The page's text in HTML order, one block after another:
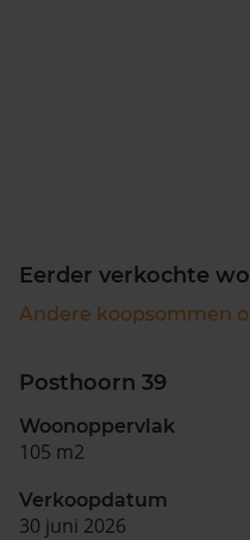
Eerder verkochte
Andere koopsommen
Posthoorn 39
Woonoppervlak
105 m2
Verkoopdatum
30 juni 2026